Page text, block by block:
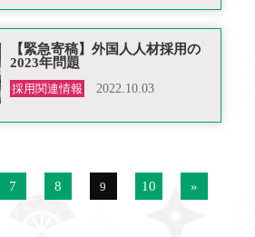
【緊急寄稿】外国人人材採用の
2023年問題
採用関連情報 2022.10.03
7 8 9 10 »